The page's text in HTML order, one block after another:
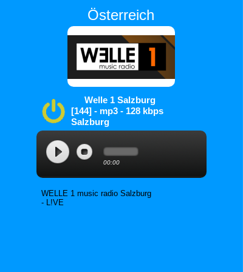
Österreich
Welle 1 Salzburg
[144] - mp3 - 128 kbps
Salzburg
SSIS-Player
00:00